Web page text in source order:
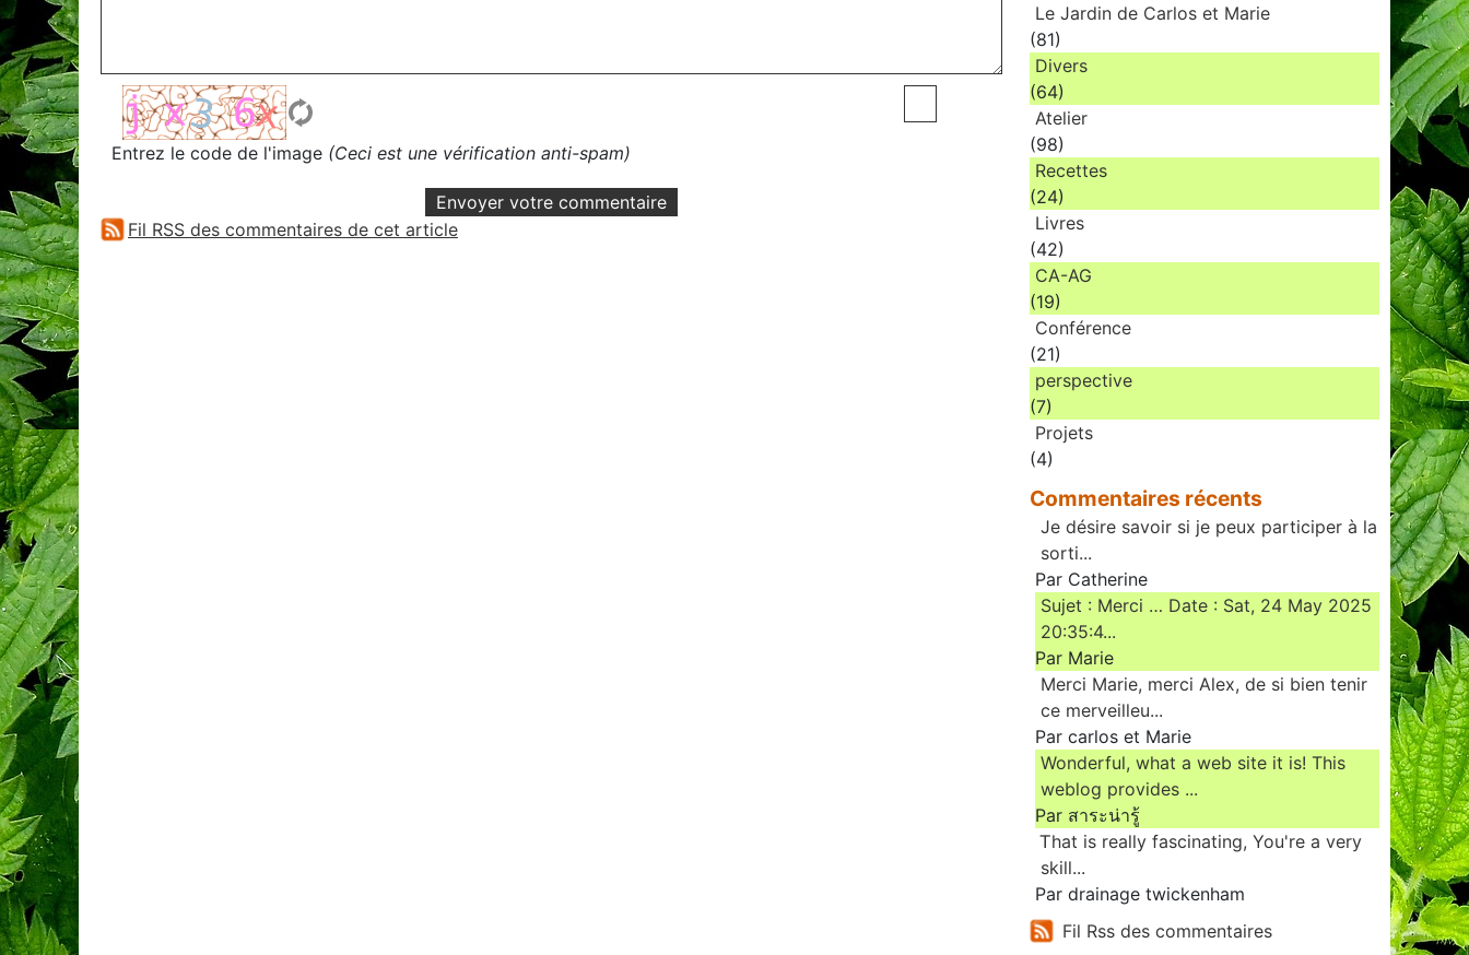
Entrez le code de l'image (Ceci est une vérification anti-spam)
Envoyer votre commentaire
Fil RSS des commentaires de cet article
Le Jardin de Carlos et Marie
(81)
Divers
(64)
Atelier
(98)
Recettes
(24)
Livres
(42)
CA-AG
(19)
Conférence
(21)
perspective
(7)
Projets
(4)
Commentaires récents
Je désire savoir si je peux participer à la
sorti...
Par Catherine
Sujet : Merci … Date : Sat, 24 May 2025
20:35:4...
Par Marie
Merci Marie, merci Alex, de si bien tenir
ce merveilleu...
Par carlos et Marie
Wonderful, what a web site it is! This
weblog provides ...
Par สาระน่ารู้
Ꭲhat is really fascinating, You'rе a very
skill...
Par drainage twickenham
Fil Rss des commentaires